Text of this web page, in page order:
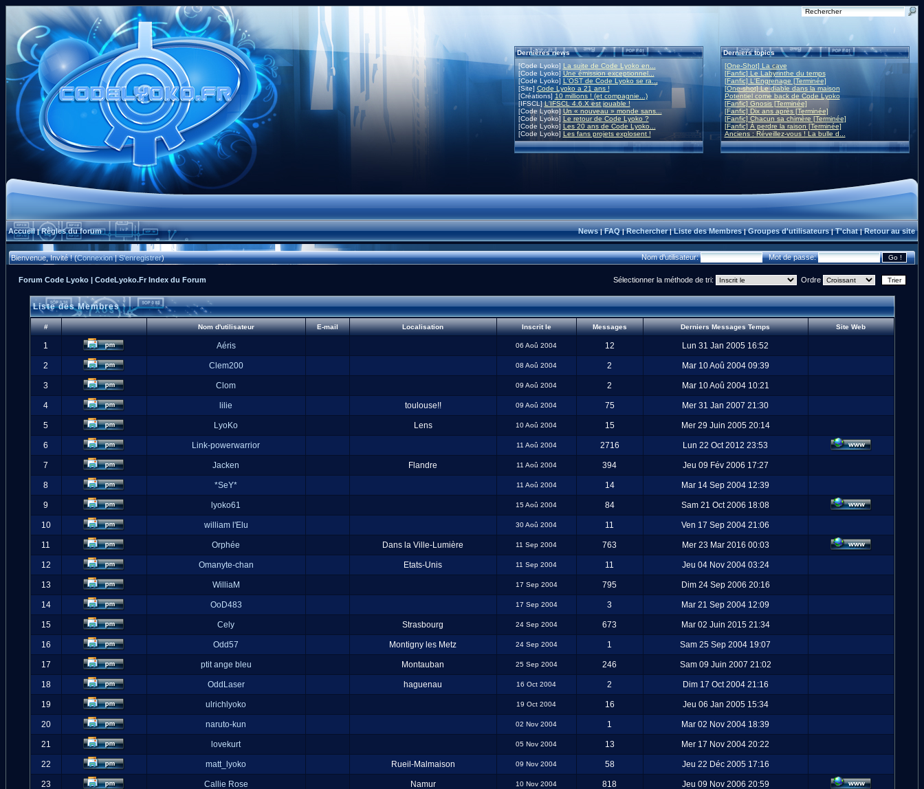
Dernières news
[Code Lyoko] La suite de Code Lyoko en...
[Code Lyoko]Une émission exceptionnel...
[Code Lyoko] L'OST de Code Lyoko se ra...
[Site] Code Lyoko a 21 ans !
[Créations] 10 millions ! (et compagnie...)
[IFSCL]L'IFSCL 4.6.X est jouable !
[Code Lyoko] Un « nouveau » monde sans...
[Code Lyoko] Le retour de Code Lyoko ?
[Code Lyoko] Les 20 ans de Code Lyoko...
[Code Lyoko] Les fans projets explosent !
Derniers topics
[One-Shot] La cave
[Fanfic] Le Labyrinthe du temps
[Fanfic] L'Engrenage [Terminée]
[One-shot] Le diable dans la maison
Potentiel come back de Code Lyoko
[Fanfic] Gnosis [Terminée]
[Fanfic] Dix ans après [Terminée]
[Fanfic] Chacun sa chimère [Terminée]
[Fanfic] À perdre la raison [Terminée]
Anciens : Réveillez-vous ! La bulle d...
Accueil|Règles du forum News|FAQ|Rechercher|Liste des Membres|Groupes d'utilisateurs|T'chat|Retour au site
Bienvenue, Invité ! (Connexion|S'enregistrer) Nom d'utilisateur: Mot de passe:
Forum Code Lyoko | CodeLyoko.Fr Index du Forum Sélectionner la méthode de tri: Ordre
Liste des Membres
# Nom d'utilisateur E-mail Localisation Inscrit le Messages Derniers Messages Temps Site Web
1 Aéris 06 Aoû 2004 12 Lun 31 Jan 2005 16:52
2 Clem200 08 Aoû 2004 2 Mar 10 Aoû 2004 09:39
3 Clom 09 Aoû 2004 2 Mar 10 Aoû 2004 10:21
4 lilie toulouse!! 09 Aoû 2004 75 Mer 31 Jan 2007 21:30
5 LyoKo Lens 10 Aoû 2004 15 Mer 29 Juin 2005 20:14
6 Link-powerwarrior 11 Aoû 2004 2716 Lun 22 Oct 2012 23:53
7 Jacken Flandre 11 Aoû 2004 394 Jeu 09 Fév 2006 17:27
8 *SeY* 11 Aoû 2004 14 Mar 14 Sep 2004 12:39
9 lyoko61 15 Aoû 2004 84 Sam 21 Oct 2006 18:08
10 william l'Elu 30 Aoû 2004 11 Ven 17 Sep 2004 21:06
11 Orphée Dans la Ville-Lumière 11 Sep 2004 763 Mer 23 Mar 2016 00:03
12 Omanyte-chan Etats-Unis 11 Sep 2004 11 Jeu 04 Nov 2004 03:24
13 WilliaM 17 Sep 2004 795 Dim 24 Sep 2006 20:16
14 OoD483 17 Sep 2004 3 Mar 21 Sep 2004 12:09
15 Cely Strasbourg 24 Sep 2004 673 Mar 02 Juin 2015 21:34
16 Odd57 Montigny les Metz 24 Sep 2004 1 Sam 25 Sep 2004 19:07
17 ptit ange bleu Montauban 25 Sep 2004 246 Sam 09 Juin 2007 21:02
18 OddLaser haguenau 16 Oct 2004 2 Dim 17 Oct 2004 21:16
19 ulrichlyoko 19 Oct 2004 16 Jeu 06 Jan 2005 15:34
20 naruto-kun 02 Nov 2004 1 Mar 02 Nov 2004 18:39
21 lovekurt 05 Nov 2004 13 Mer 17 Nov 2004 20:22
22 matt_lyoko Rueil-Malmaison 09 Nov 2004 58 Jeu 22 Déc 2005 17:16
23 Callie Rose Namur 10 Nov 2004 818 Jeu 09 Nov 2006 20:59